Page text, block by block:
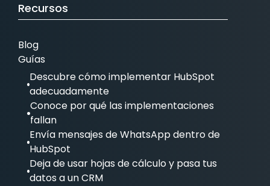
Recursos
Blog
Guías
Descubre cómo implementar HubSpot
adecuadamente
Conoce por qué las implementaciones
fallan
Envía mensajes de WhatsApp dentro de
HubSpot
Deja de usar hojas de cálculo y pasa tus
datos a un CRM